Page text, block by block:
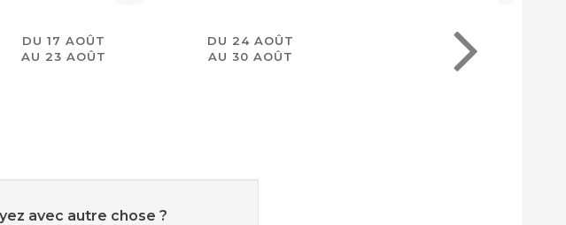
DU 17 AOÛT
AU 23 AOÛT
DU 24 AOÛT
AU 30 AOÛT
avec autre chose ?